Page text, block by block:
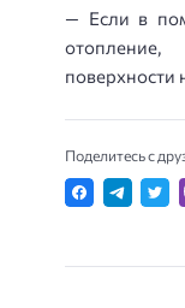
— Если в
поверхности
Поделитесь с